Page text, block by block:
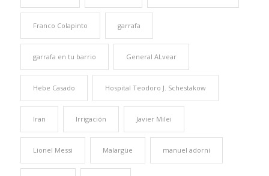
Franco Colapinto garrafa
garrafa en tu barrio General ALvear
Hebe Casado Hospital Teodoro J. Schestakow
Iran Irrigación Javier Milei
Lionel Messi Malargüe manuel adorni